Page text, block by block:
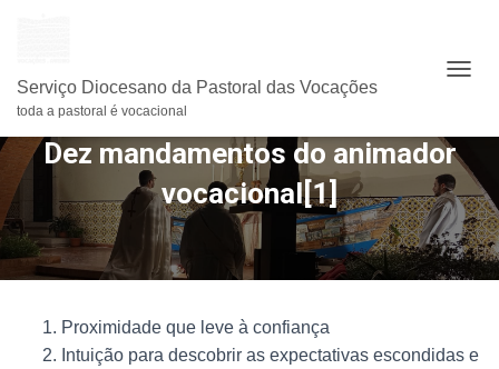
Serviço Diocesano da Pastoral das Vocações
toda a pastoral é vocacional
R
A
R
A
N
G
Dez mandamentos do animador
vocacional[1]
Proximidade que leve à confiança
Intuição para descobrir as expectativas escondidas e